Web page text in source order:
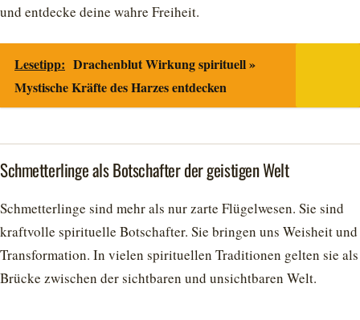
und entdecke deine wahre Freiheit.
Lesetipp: Drachenblut Wirkung spirituell »
Mystische Kräfte des Harzes entdecken
Schmetterlinge als Botschafter der geistigen Welt
Schmetterlinge sind mehr als nur zarte Flügelwesen. Sie sind
kraftvolle spirituelle Botschafter. Sie bringen uns Weisheit und
Transformation. In vielen spirituellen Traditionen gelten sie als
Brücke zwischen der sichtbaren und unsichtbaren Welt.